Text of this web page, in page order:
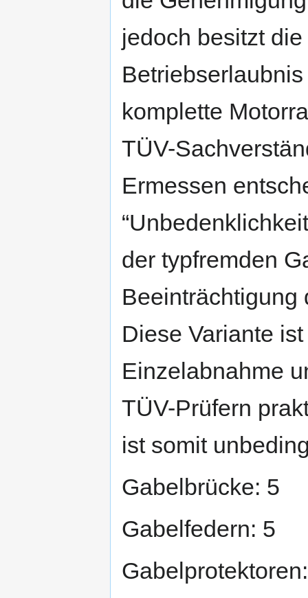
jedoch besitzt
komplette
TÜV-
Ermessen
der typfremden
Beeinträchtigung
Diese Variante
Einzelabnahme
TÜV-Prüfern
ist somit
Gabelbrücke: 5
Gabelfedern: 5